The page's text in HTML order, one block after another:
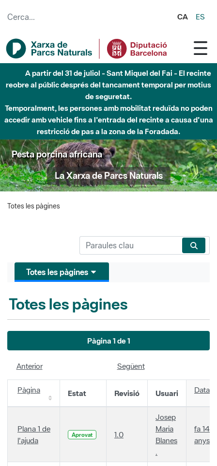
CA ES
A partir del 31 de juliol - Sant Miquel del Fai - El recinte
reobre al públic després del tancament temporal per motius
de seguretat.
Temporalment, les persones amb mobilitat reduïda no poden
accedir amb vehicle fins a l'entrada del recinte a causa d'una
restricció de pas a la zona de la Foradada.
Pesta porcina africana
La Xarxa de Parcs Naturals
Totes les pàgines
Totes les pàgines
Totes les pàgines
Pàgina 1 de 1
Anterior Següent
Pàgina Estat Revisió Usuari Data
Plana 1 de
l'ajuda
Aprovat 1.0
Josep
Maria
Blanes
.
fa 14
anys